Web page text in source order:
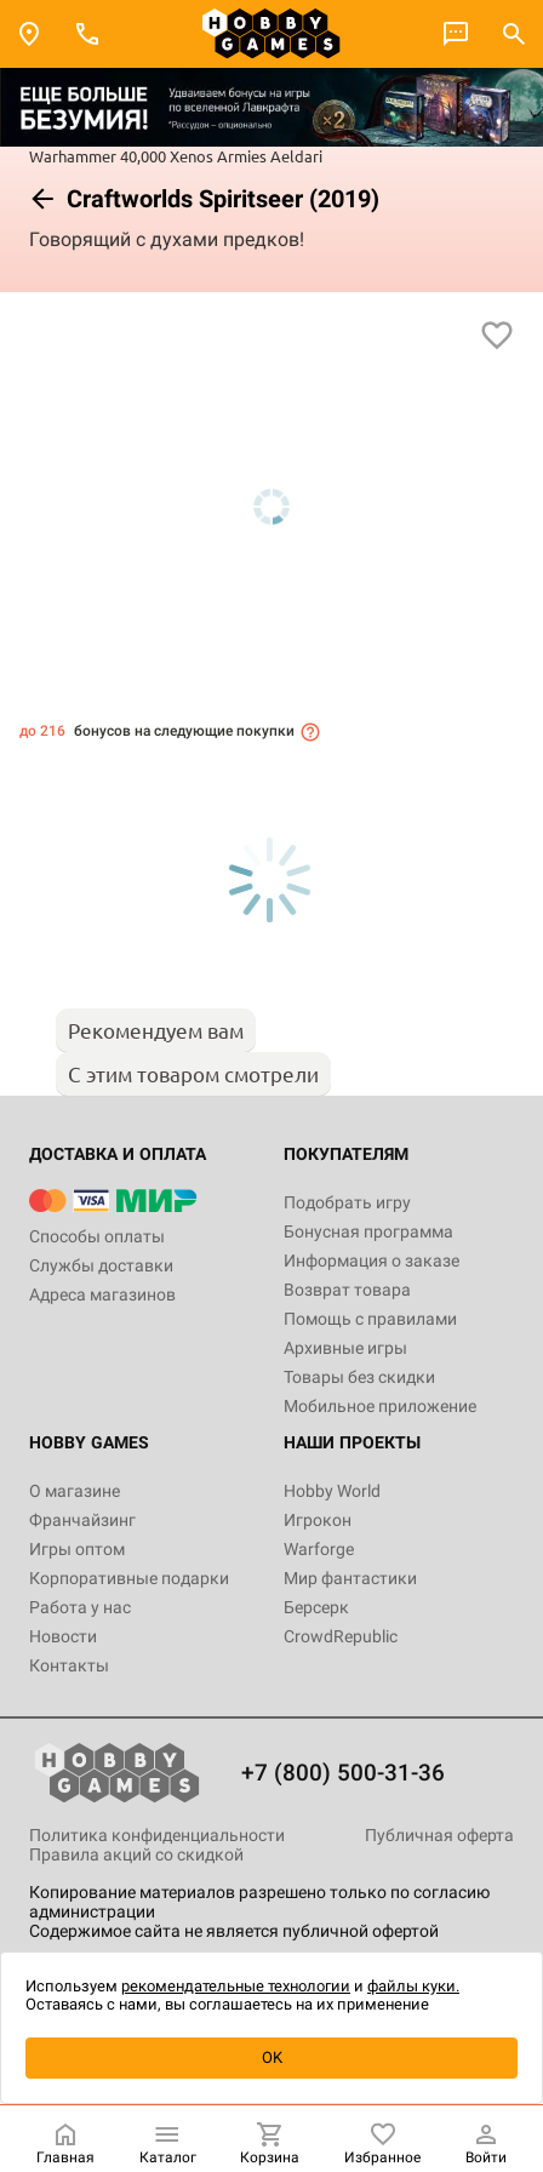
Warhammer 40,000Xenos ArmiesAeldari
Craftworlds Spiritseer (2019)
Говорящий с духами предков!
Уведомить о наличии
до 216 бонусов на следующие покупки
Рекомендуем вам
С этим товаром смотрели
ДОСТАВКА И ОПЛАТА
Способы оплаты
Службы доставки
Адреса магазинов
ПОКУПАТЕЛЯМ
Подобрать игру
Бонусная программа
Информация о заказе
Возврат товара
Помощь с правилами
Архивные игры
Товары без скидки
Мобильное приложение
HOBBY GAMES
О магазине
Франчайзинг
Игры оптом
Корпоративные подарки
Работа у нас
Новости
Контакты
НАШИ ПРОЕКТЫ
Hobby World
Игрокон
Warforge
Мир фантастики
Берсерк
CrowdRepublic
+7 (800) 500-31-36
Копирование материалов разрешено только по согласию
администрации
Содержимое сайта не является публичной офертой
Политика конфиденциальности
Публичная оферта
Правила акций со скидкой
технологии.
Главная Каталог Корзина Избранное Войти
Используем рекомендательные технологии и файлы куки.
Оставаясь с нами, вы соглашаетесь на их применение
OK